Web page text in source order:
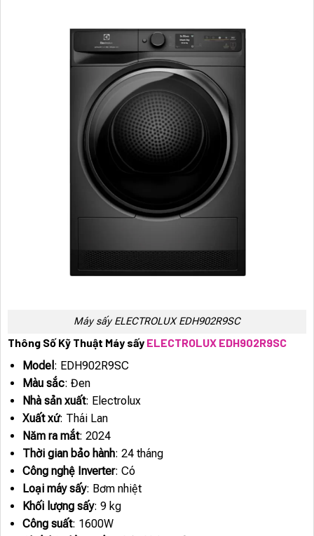
Máy sấy ELECTROLUX EDH902R9SC
Thông Số Kỹ Thuật Máy sấy ELECTROLUX EDH902R9SC
Model : EDH902R9SC
Màu sắc: Đen
Nhà sản xuất: Electrolux
Xuất xứ: Thái Lan
Năm ra mắt: 2024
Thời gian bảo hành: 24 tháng
Công nghệ Inverter: Có
Loại máy sấy: Bơm nhiệt
Khối lượng sấy: 9 kg
Công suất: 1600W